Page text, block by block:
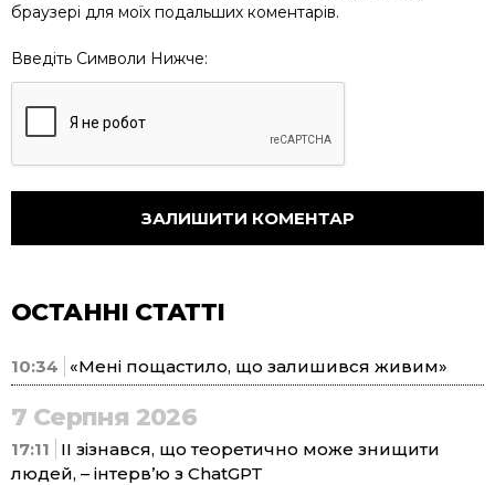
браузері для моїх подальших коментарів.
Введіть Символи Нижче:
ОСТАННІ СТАТТІ
10:34 «Мені пощастило, що залишився живим»
7 Серпня 2026
17:11
ІІ зізнався, що теоретично може знищити
людей, – інтерв’ю з ChatGPT